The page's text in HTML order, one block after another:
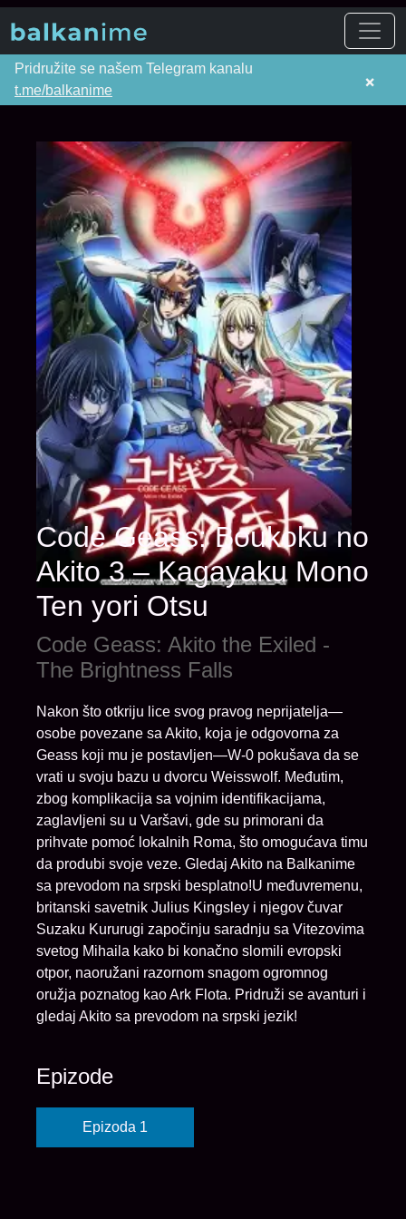
Pridružite se našem Telegram kanalu
t.me/balkanime
×
Code Geass: Boukoku no
Akito 3 – Kagayaku Mono
Ten yori Otsu
Code Geass: Akito the Exiled -
The Brightness Falls
Nakon što otkriju lice svog pravog neprijatelja—
osobe povezane sa Akito, koja je odgovorna za
Geass koji mu je postavljen—W-0 pokušava da se
vrati u svoju bazu u dvorcu Weisswolf. Međutim,
zbog komplikacija sa vojnim identifikacijama,
zaglavljeni su u Varšavi, gde su primorani da
prihvate pomoć lokalnih Roma, što omogućava timu
da produbi svoje veze. Gledaj Akito na Balkanime
sa prevodom na srpski besplatno!U međuvremenu,
britanski savetnik Julius Kingsley i njegov čuvar
Suzaku Kururugi započinju saradnju sa Vitezovima
svetog Mihaila kako bi konačno slomili evropski
otpor, naoružani razornom snagom ogromnog
oružja poznatog kao Ark Flota. Pridruži se avanturi i
gledaj Akito sa prevodom na srpski jezik!
Epizode
Epizoda 1